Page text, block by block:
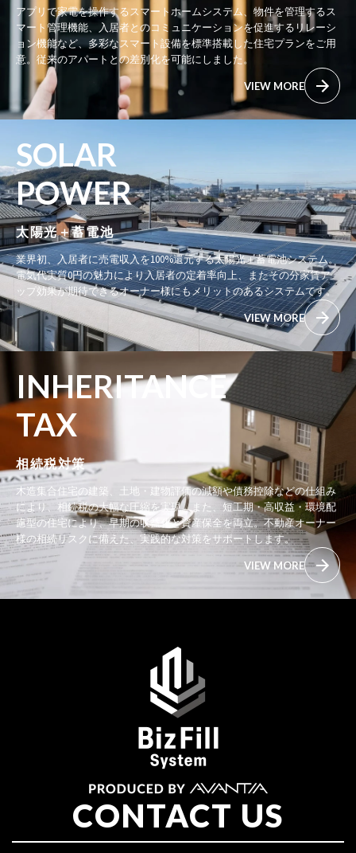
アプリで家電を操作するスマートホームシステム、物件を管理するス
マート管理機能、入居者とのコミュニケーションを促進するリレーシ
ョン機能など、多彩なスマート設備を標準搭載した住宅プランをご用
意。従来のアパートとの差別化を可能にしました。
VIEW MORE
SOLAR
POWER
太陽光＋蓄電池
業界初、入居者に売電収入を100%還元する太陽光＋蓄電池システム。
電気代実質0円の魅力により入居者の定着率向上、またその分家賃ア
ップ効果が期待できるオーナー様にもメリットのあるシステムです。
VIEW MORE
INHERITANCE
TAX
相続税対策
木造集合住宅の建築、土地・建物評価の減額や債務控除などの仕組み
により、相続税の大幅な圧縮を実現。また、短工期・高収益・環境配
慮型の住宅により、早期の収益化と資産保全を両立。不動産オーナー
様の相続リスクに備えた、実践的な対策をサポートします。
VIEW MORE
CONTACT US